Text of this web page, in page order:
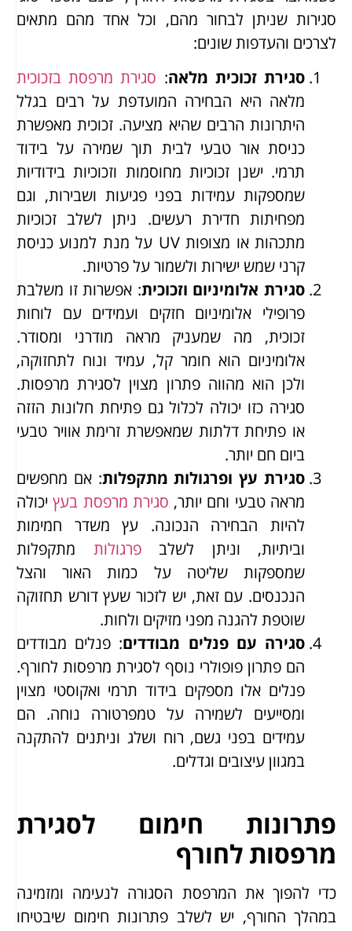
סגירות שניתן לבחור מהם, וכל אחד מהם מתאים
לצרכים והעדפות שונים:
סגירת זכוכית מלאה: סגירת מרפסת בזכוכית
מלאה היא הבחירה המועדפת על רבים בגלל
היתרונות הרבים שהיא מציעה. זכוכית מאפשרת
כניסת אור טבעי לבית תוך שמירה על בידוד
תרמי. ישנן זכוכיות מחוסמות וזכוכיות בידודיות
שמספקות עמידות בפני פגיעות ושבירות, וגם
מפחיתות חדירת רעשים. ניתן לשלב זכוכיות
מתכהות או מצופות UV על מנת למנוע כניסת
קרני שמש ישירות ולשמור על פרטיות.
סגירת אלומיניום וזכוכית: אפשרות זו משלבת
פרופילי אלומיניום חזקים ועמידים עם לוחות
זכוכית, מה שמעניק מראה מודרני ומסודר.
אלומיניום הוא חומר קל, עמיד ונוח לתחזוקה,
ולכן הוא מהווה פתרון מצוין לסגירת מרפסות.
סגירה כזו יכולה לכלול גם פתיחת חלונות הזזה
או פתיחת דלתות שמאפשרת זרימת אוויר טבעי
ביום חם יותר.
סגירת עץ ופרגולות מתקפלות: אם מחפשים
מראה טבעי וחם יותר, סגירת מרפסת בעץיכולה
להיות הבחירה הנכונה. עץ משדר חמימות
וביתיות, וניתן לשלבפרגולות מתקפלות
שמספקות שליטה על כמות האור והצל
הנכנסים. עם זאת, יש לזכור שעץ דורש תחזוקה
שוטפת להגנה מפני מזיקים ולחות.
סגירה עם פנלים מבודדים: פנלים מבודדים
הם פתרון פופולרי נוסף לסגירת מרפסות לחורף.
פנלים אלו מספקים בידוד תרמי ואקוסטי מצוין
ומסייעים לשמירה על טמפרטורה נוחה. הם
עמידים בפני גשם, רוח ושלג וניתנים להתקנה
במגוון עיצובים וגדלים.
פתרונות חימום לסגירת
מרפסות לחורף
כדי להפוך את המרפסת הסגורה לנעימה ומזמינה
במהלך החורף, יש לשלב פתרונות חימום שיבטיחו